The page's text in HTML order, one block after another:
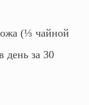
(⅓ чайной
день за 30